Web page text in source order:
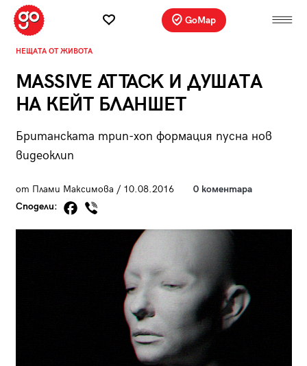
GoMap
НЕЩАТА ОТ ЖИВОТА
MASSIVE ATTACK И ДУШАТА
НА КЕЙТ БЛАНШЕТ
Британската трип-хоп формация пусна нов
видеоклип
от Плами Максимова / 10.08.2016
0 коментара
Сподели: